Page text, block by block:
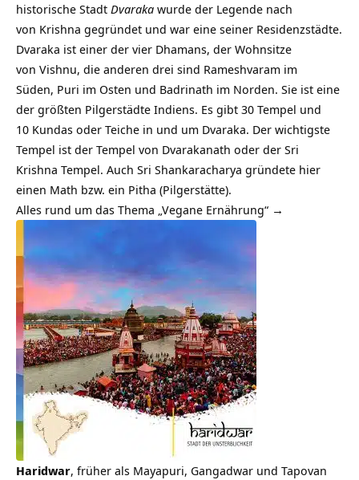
historische Stadt Dvaraka wurde der Legende nach
von Krishna gegründet und war eine seiner Residenzstädte.
Dvaraka ist einer der vier Dhamans, der Wohnsitze
von Vishnu, die anderen drei sind Rameshvaram im
Süden, Puri im Osten und Badrinath im Norden. Sie ist eine
der größten Pilgerstädte Indiens. Es gibt 30 Tempel und
10 Kundas oder Teiche in und um Dvaraka. Der wichtigste
Tempel ist der Tempel von Dvarakanath oder der Sri
Krishna Tempel. Auch Sri Shankaracharya gründete hier
einen Math bzw. ein Pitha (Pilgerstätte).
Alles rund um das Thema „Vegane Ernährung“ →
Haridwar, früher als Mayapuri, Gangadwar und Tapovan